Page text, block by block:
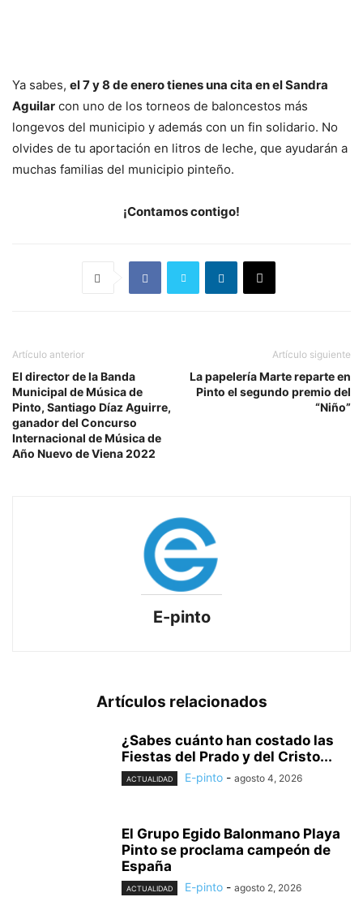
Ya sabes, el 7 y 8 de enero tienes una cita en el Sandra
Aguilar con uno de los torneos de baloncestos más
longevos del municipio y además con un fin solidario. No
olvides de tu aportación en litros de leche, que ayudarán a
muchas familias del municipio pinteño.
¡Contamos contigo!
Artículo anterior
El director de la Banda
Municipal de Música de
Pinto, Santiago Díaz Aguirre,
ganador del Concurso
Internacional de Música de
Año Nuevo de Viena 2022
Artículo siguiente
La papelería Marte reparte en
Pinto el segundo premio del
“Niño”
E-pinto
Artículos relacionados
¿Sabes cuánto han costado las
Fiestas del Prado y del Cristo...
ACTUALIDAD E-pinto - agosto 4, 2026
El Grupo Egido Balonmano Playa
Pinto se proclama campeón de
España
ACTUALIDAD E-pinto - agosto 2, 2026